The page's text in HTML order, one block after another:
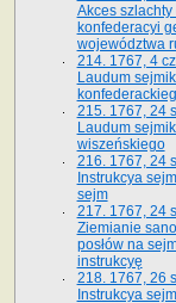
Akces
konfederacyi
województwa
214. 1767, 4
Laudum
215. 1767, 24
Laudum
wiszeńskiego
216. 1767, 24
Instrukcya
sejm
217. 1767, 24
Ziemianie
posłów na
instrukcyę
218. 1767, 26
Instrukcya